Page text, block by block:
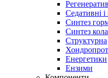
Седативні
Синтез
Синтез
Структурна
Енергетики
Ензими